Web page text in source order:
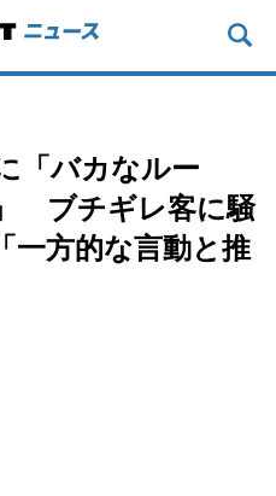
「バカなルー
ブチギレ客に騒
一方的な言動と推